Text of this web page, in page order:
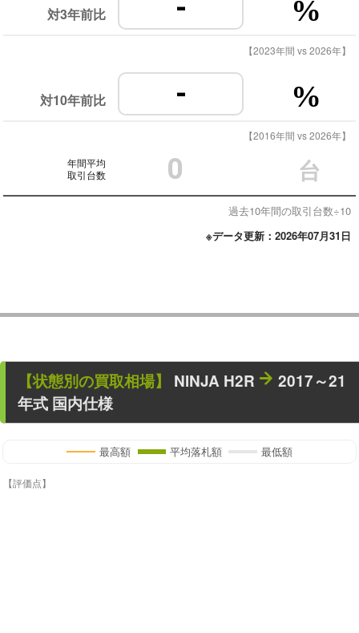
対3年前比 - %
【2023年間 vs 2026年】
対10年前比 - %
【2016年間 vs 2026年】
年間平均
取引台数
0 台
過去10年間の取引台数÷10
※データ更新：2026年07月31日
【状態別の買取相場】 NINJA H2R
2017～21
年式 国内仕様
最高額 平均落札額 最低額
【評価点】